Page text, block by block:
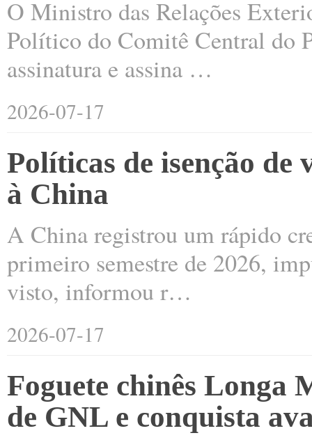
O Ministro das Relações
Político do Comitê Central do
assinatura e assina …
2026-07-17
Políticas de isenção de
à China
A China registrou um rápido
primeiro semestre de 2026,
visto, informou r…
2026-07-17
Foguete chinês Longa
de GNL e conquista